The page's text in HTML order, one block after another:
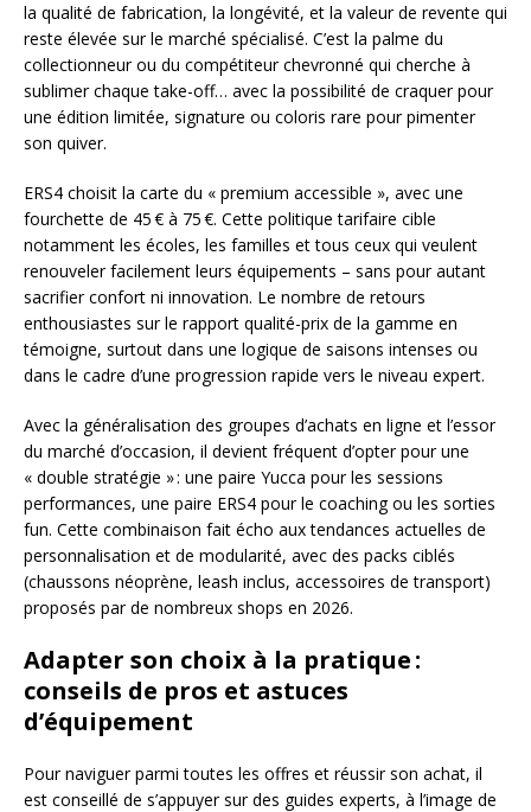
la qualité de fabrication, la longévité, et la valeur de revente qui
reste élevée sur le marché spécialisé. C’est la palme du
collectionneur ou du compétiteur chevronné qui cherche à
sublimer chaque take-off… avec la possibilité de craquer pour
une édition limitée, signature ou coloris rare pour pimenter
son quiver.
ERS4 choisit la carte du « premium accessible », avec une
fourchette de 45 € à 75 €. Cette politique tarifaire cible
notamment les écoles, les familles et tous ceux qui veulent
renouveler facilement leurs équipements – sans pour autant
sacrifier confort ni innovation. Le nombre de retours
enthousiastes sur le rapport qualité-prix de la gamme en
témoigne, surtout dans une logique de saisons intenses ou
dans le cadre d’une progression rapide vers le niveau expert.
Avec la généralisation des groupes d’achats en ligne et l’essor
du marché d’occasion, il devient fréquent d’opter pour une
« double stratégie » : une paire Yucca pour les sessions
performances, une paire ERS4 pour le coaching ou les sorties
fun. Cette combinaison fait écho aux tendances actuelles de
personnalisation et de modularité, avec des packs ciblés
(chaussons néoprène, leash inclus, accessoires de transport)
proposés par de nombreux shops en 2026.
Adapter son choix à la pratique :
conseils de pros et astuces
d’équipement
Pour naviguer parmi toutes les offres et réussir son achat, il
est conseillé de s’appuyer sur des guides experts, à l’image de